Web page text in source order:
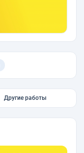
Другие работы